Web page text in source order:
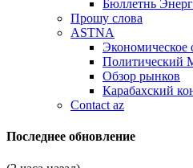
Бюллетнь
Прошу слова
ASTNA
Экономическое
Политический
Обзор рынков
Карабахский
Contact az
Последнее обновление